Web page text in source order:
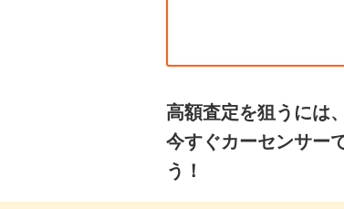
高額査定を狙うには、
今すぐカーセンサー
う！